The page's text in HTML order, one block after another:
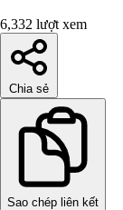
6,332 lượt xem
Chia sẻ
Sao chép liên kết